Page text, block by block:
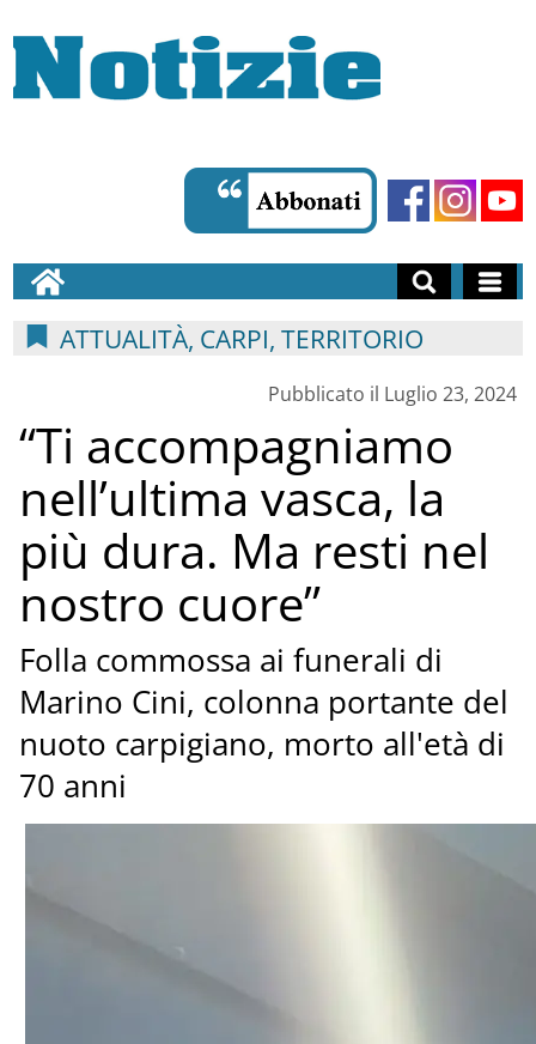
ATTUALITÀ, CARPI, TERRITORIO
Pubblicato il Luglio 23, 2024
“Ti accompagniamo
nell’ultima vasca, la
più dura. Ma resti nel
nostro cuore”
Folla commossa ai funerali di
Marino Cini, colonna portante del
nuoto carpigiano, morto all'età di
70 anni